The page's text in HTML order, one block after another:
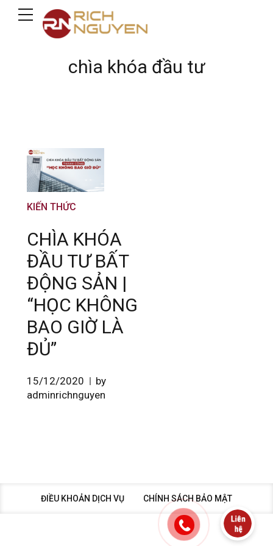
chìa khóa đầu tư
KIẾN THỨC
CHÌA KHÓA
ĐẦU TƯ BẤT
ĐỘNG SẢN |
“HỌC KHÔNG
BAO GIỜ LÀ
ĐỦ”
15/12/2020
by
adminrichnguyen
ĐIỀU KHOẢN DỊCH VỤ CHÍNH SÁCH BẢO MẬT